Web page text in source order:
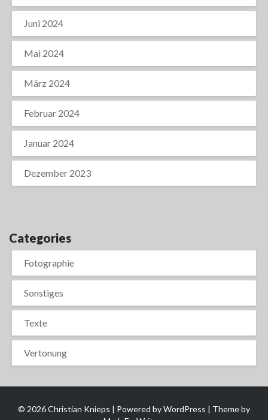
Juni 2024
Mai 2024
März 2024
Februar 2024
Januar 2024
Dezember 2023
Categories
Fotographie
Sonstiges
Texte
Vertonung
© 2026 Christian Knieps | Powered byWordPress | Theme by